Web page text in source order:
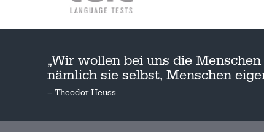
„Wir wollen bei uns die
nämlich sie selbst, Menschen
– Theodor Heuss